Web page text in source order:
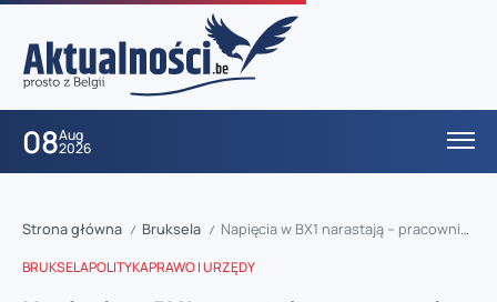
08Aug
2026
Strona główna / Bruksela / Napięcia w BX1 narastają – pracownicy nie odpuszczają
BRUKSELAPOLITYKAPRAWO I URZĘDY